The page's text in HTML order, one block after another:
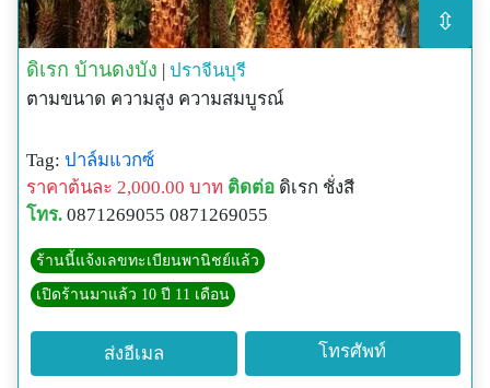
⇳
ดิเรก บ้านดงบัง | ปราจีนบุรี
ตามขนาด ความสูง ความสมบูรณ์
Tag: ปาล์มแวกซ์
ราคาต้นละ 2,000.00 บาท ติดต่อ ดิเรก ชั่งสี
โทร. 0871269055 0871269055
ร้านนี้แจ้งเลขทะเบียนพานิชย์แล้ว
เปิดร้านมาแล้ว 10 ปี 11 เดือน
ส่งอีเมล โทรศัพท์